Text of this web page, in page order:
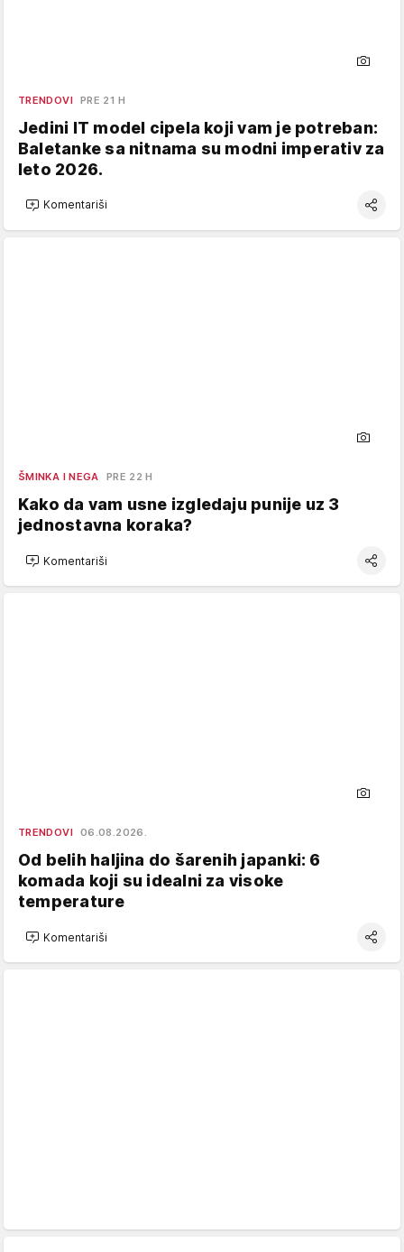
TRENDOVI PRE 21 H
Jedini IT model cipela koji vam je potreban:
Baletanke sa nitnama su modni imperativ za
leto 2026.
Komentariši
ŠMINKA I NEGA PRE 22 H
Kako da vam usne izgledaju punije uz 3
jednostavna koraka?
Komentariši
TRENDOVI 06.08.2026.
Od belih haljina do šarenih japanki: 6
komada koji su idealni za visoke
temperature
Komentariši